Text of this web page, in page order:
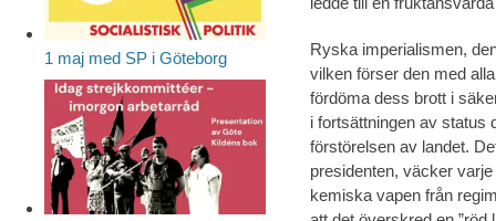
Ryska imperialismen,
vilken förser den med
fördöma dess brott i
i fortsättningen av status
förstörelsen av landet.
presidenten, väcker
kemiska vapen från
1 maj med SP i Göteborg